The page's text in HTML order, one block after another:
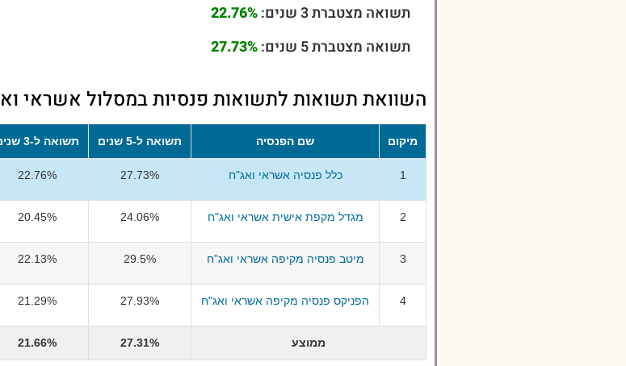
תשואה מצטברת 3 שנים:
22.76%
תשואה מצטברת 5 שנים:
27.73%
השוואת תשואות לתשואות פנסיות במסלול אשראי
מיקום שם הפנסיה תשואה ל-5 שנים תשואה ל-3 שנים
1 כלל פנסיה אשראי ואג"ח 27.73%
22.76%
2 מגדל מקפת אישית אשראי ואג"ח 24.06%
20.45%
3 מיטב פנסיה מקיפה אשראי ואג"ח 29.5%
22.13%
4 הפניקס פנסיה מקיפה אשראי ואג"ח 27.93%
21.29%
ממוצע 27.31%
21.66%